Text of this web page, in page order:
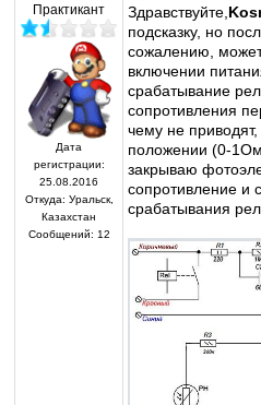
Практикант
Дата
регистрации:
25.08.2016
Откуда: Уральск,
Казахстан
Сообщений: 12
Здравствуйте,
подсказку, но
сожалению,
включении
срабатывание
сопротивления
чему не
положении (0-
закрываю
сопротивление и
срабатывания